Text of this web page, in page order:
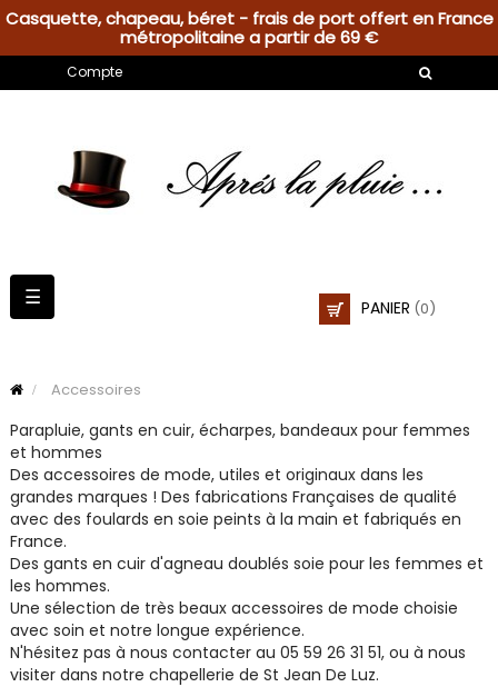
Casquette, chapeau, béret - frais de port offert en France
métropolitaine a partir de 69 €
Compte
PANIER (0)
Basculer
la
☰
Accessoires
Parapluie, gants en cuir, écharpes, bandeaux pour femmes
et hommes
Des accessoires de mode, utiles et originaux dans les
grandes marques ! Des fabrications Françaises de qualité
avec des foulards en soie peints à la main et fabriqués en
France.
Des gants en cuir d'agneau doublés soie pour les femmes et
les hommes.
Une sélection de très beaux accessoires de mode choisie
avec soin et notre longue expérience.
N'hésitez pas à nous contacter au 05 59 26 31 51, ou à nous
visiter dans notre chapellerie de St Jean De Luz.